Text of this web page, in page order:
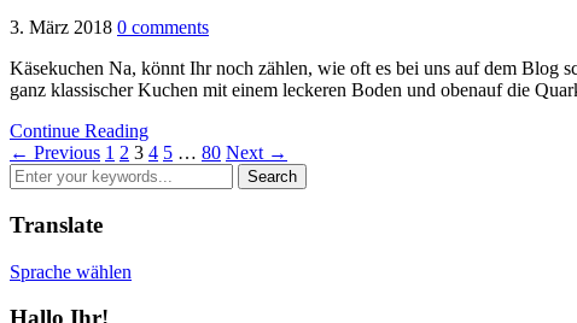
3. März 2018 0 comments
Käsekuchen Na, könnt Ihr noch zählen, wie oft es bei uns auf dem Blog
ganz klassischer Kuchen mit einem leckeren Boden und obenauf die
Continue Reading
← Previous 1 2 3 4 5 … 80 Next →
Translate
Sprache wählen